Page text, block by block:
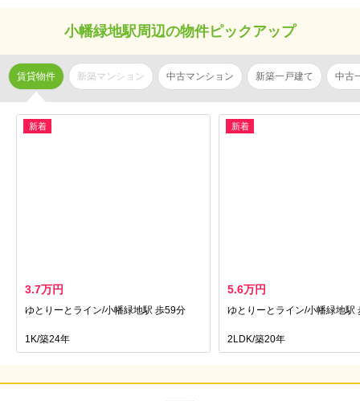
小幡緑地駅周辺の物件ピックアップ
賃貸物件 新築マンション 中古マンション 新築一戸建て 中古
新着
3.7万円
ゆとりーとライン/小幡緑地駅 歩59分
1K/築24年
新着
5.6万円
ゆとりーとライン/小幡緑地駅
2LDK/築20年